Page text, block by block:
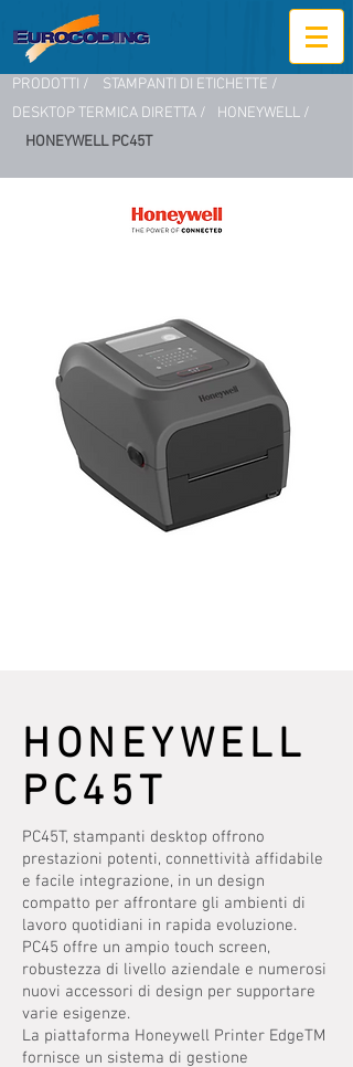
STAMPANTI DI ETICHETTE /
HONEYWELL /
HONEYWELL PC45T
PRODOTTI /
DESKTOP TERMICA DIRETTA /
HONEYWELL
PC45T
PC45T, stampanti desktop offrono
prestazioni potenti, connettività affidabile
e facile integrazione, in un design
compatto per affrontare gli ambienti di
lavoro quotidiani in rapida evoluzione.
PC45 offre un ampio touch screen,
robustezza di livello aziendale e numerosi
nuovi accessori di design per supportare
varie esigenze.
La piattaforma Honeywell Printer EdgeTM
fornisce un sistema di gestione